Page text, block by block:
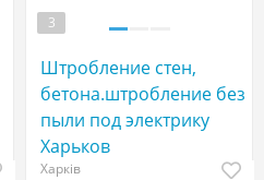
3
Штробление стен,
бетона.штробление без
пыли под электрику
Харьков
Харків